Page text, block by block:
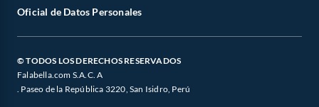
Oficial de Datos Personales
© TODOS LOS DERECHOS RESERVADOS
Falabella.com S.A.C. A
. Paseo de la República 3220, San Isidro, Perú